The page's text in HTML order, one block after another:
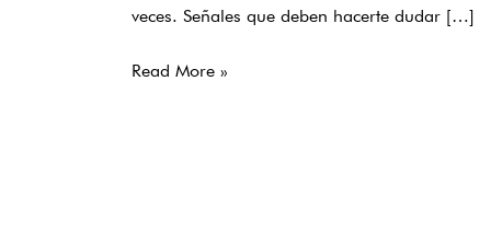
veces. Señales que deben hacerte dudar […]
Read More »